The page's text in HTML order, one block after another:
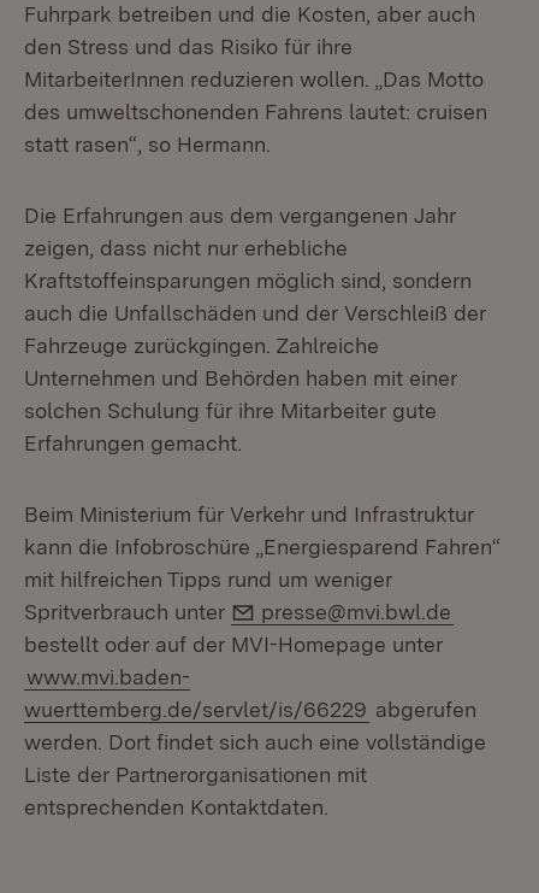
Fuhrpark betreiben und die Kosten, aber auch
den Stress und das Risiko für ihre
MitarbeiterInnen reduzieren wollen. „Das Motto
des umweltschonenden Fahrens lautet: cruisen
statt rasen“, so Hermann.
Die Erfahrungen aus dem vergangenen Jahr
zeigen, dass nicht nur erhebliche
Kraftstoffeinsparungen möglich sind, sondern
auch die Unfallschäden und der Verschleiß der
Fahrzeuge zurückgingen. Zahlreiche
Unternehmen und Behörden haben mit einer
solchen Schulung für ihre Mitarbeiter gute
Erfahrungen gemacht.
Beim Ministerium für Verkehr und Infrastruktur
kann die Infobroschüre „Energiesparend Fahren“
mit hilfreichen Tipps rund um weniger
Spritverbrauch unter
E-Mail:
presse@mvi.bwl.de
bestellt oder auf der MVI-Homepage unter
www.mvi.baden-
wuerttemberg.de/servlet/is/66229 abgerufen
werden. Dort findet sich auch eine vollständige
Liste der Partnerorganisationen mit
entsprechenden Kontaktdaten.